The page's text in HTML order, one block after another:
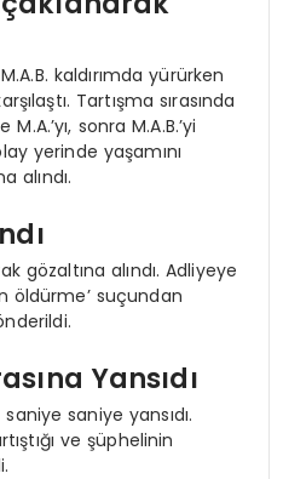
kaldırımda yürürken
Tartışma sırasında
sonra M.A.B.’yi
yerinde yaşamını
alındı.
gözaltına alındı. Adliyeye
öldürme’ suçundan
Yansıdı
saniye yansıdı.
ve şüphelinin